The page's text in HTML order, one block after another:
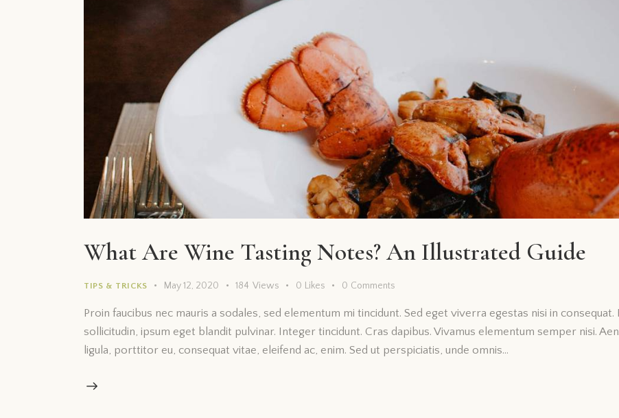
What Are Wine Tasting Notes? An Illustrated Guide
TIPS & TRICKS May 12, 2020 184 Views 0 Likes 0 Comments
Proin faucibus nec mauris a sodales, sed elementum mi tincidunt. Sed eget viverra egestas nisi in consequat.
sollicitudin, ipsum eget blandit pulvinar. Integer tincidunt. Cras dapibus. Vivamus elementum semper nisi.
ligula, porttitor eu, consequat vitae, eleifend ac, enim. Sed ut perspiciatis, unde omnis…